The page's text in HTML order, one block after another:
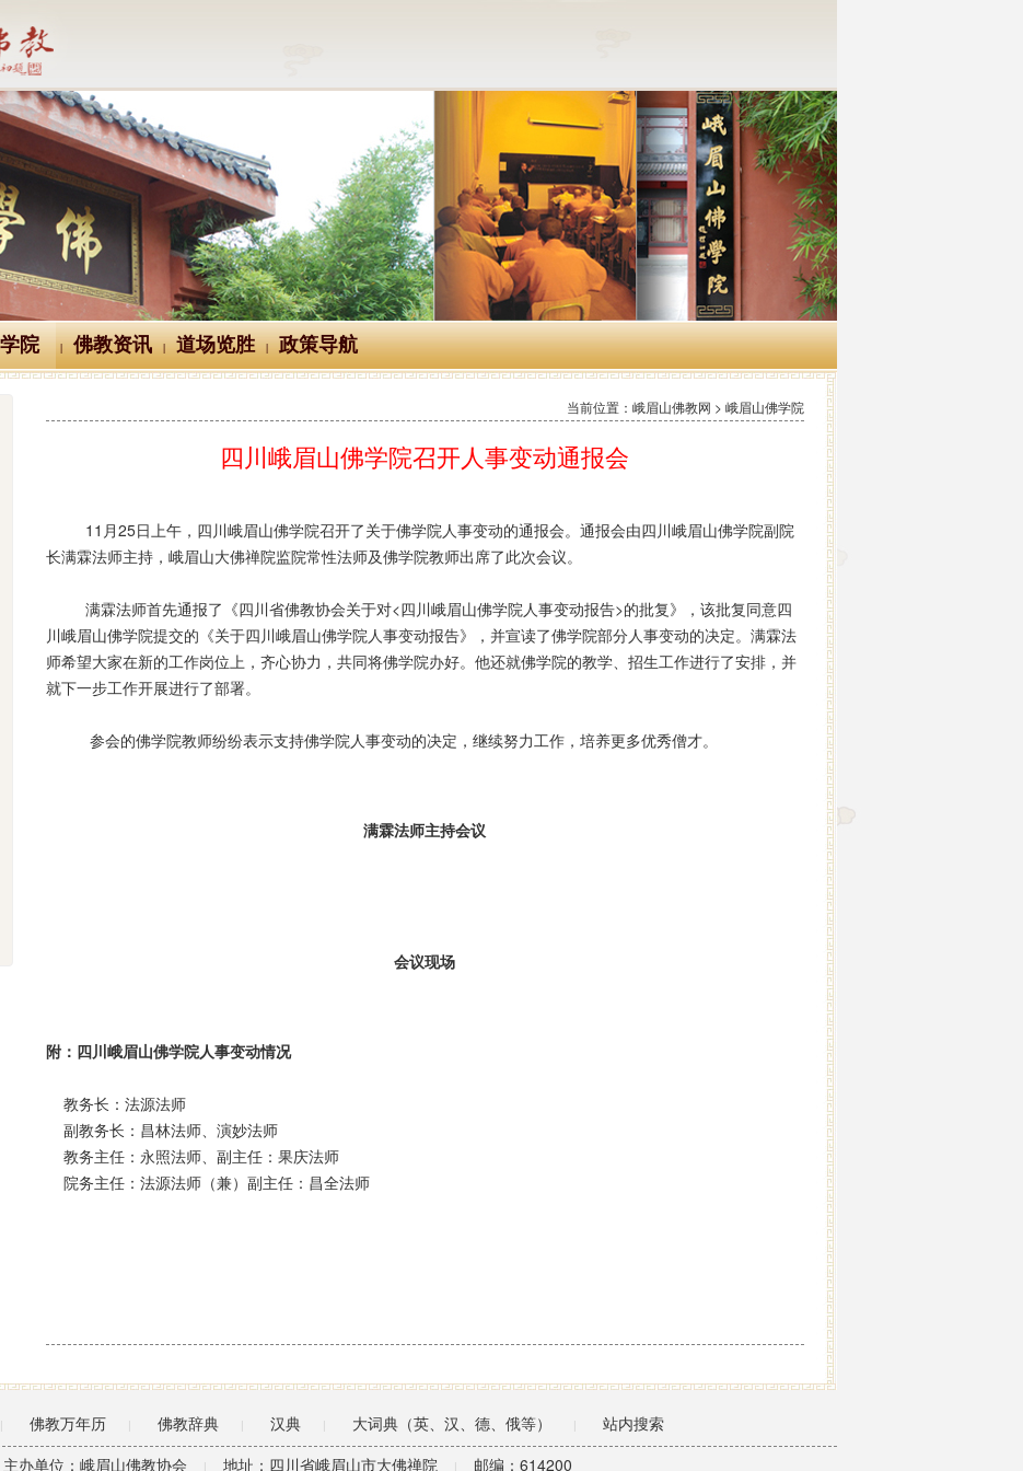
院 | 佛教资讯 | 道场览胜 | 政策导航
当前位置：峨眉山佛教网 > 峨眉山佛学院
四川峨眉山佛学院召开人事变动通报会
11月25日上午，四川峨眉山佛学院召开了关于佛学院人事变动的通报会。通报会由四川峨眉山佛学院副院
长满霖法师主持，峨眉山大佛禅院监院常性法师及佛学院教师出席了此次会议。
满霖法师首先通报了《四川省佛教协会关于对<四川峨眉山佛学院人事变动报告>的批复》，该批复同意四
川峨眉山佛学院提交的《关于四川峨眉山佛学院人事变动报告》，并宣读了佛学院部分人事变动的决定。满霖法
师希望大家在新的工作岗位上，齐心协力，共同将佛学院办好。他还就佛学院的教学、招生工作进行了安排，并
就下一步工作开展进行了部署。
参会的佛学院教师纷纷表示支持佛学院人事变动的决定，继续努力工作，培养更多优秀僧才。
满霖法师主持会议
会议现场
附：四川峨眉山佛学院人事变动情况
教务长：法源法师
副教务长：昌林法师、演妙法师
教务主任：永照法师、副主任：果庆法师
院务主任：法源法师（兼）副主任：昌全法师
| 佛教万年历 | 佛教辞典 | 汉典 | 大词典（英、汉、德、俄等） |
站内搜索
主办单位：峨眉山佛教协会
| 地址：四川省峨眉山市大佛禅院 | 邮编：614200